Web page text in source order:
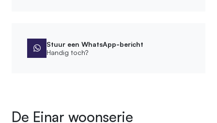
SKU
060.HH.01.030
Stuur een WhatsApp-bericht
Handig toch?
De Einar woonserie